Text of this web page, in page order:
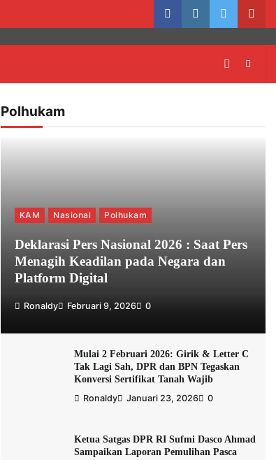
facebookinstagram
twitter
Polhukam
KAM Nasional Polhukam
Deklarasi Pers Nasional 2026 : Saat Pers
Menagih Keadilan pada Negara dan
Platform Digital
Ronaldy Februari 9, 2026 0
Mulai 2 Februari 2026: Girik & Letter C
Tak Lagi Sah, DPR dan BPN Tegaskan
Konversi Sertifikat Tanah Wajib
Ronaldy Januari 23, 2026 0
Ketua Satgas DPR RI Sufmi Dasco Ahmad
Sampaikan Laporan Pemulihan Pasca